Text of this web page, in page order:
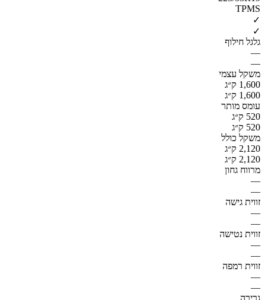
TPMS
✓
✓
גלגל חילוף
—
—
משקל עצמי
1,600 ק״ג
1,600 ק״ג
עומס מותר
520 ק״ג
520 ק״ג
משקל כולל
2,120 ק״ג
2,120 ק״ג
מרווח גחון
—
—
זווית גישה
—
—
זווית נטישה
—
—
זווית רמפה
—
—
גרירה